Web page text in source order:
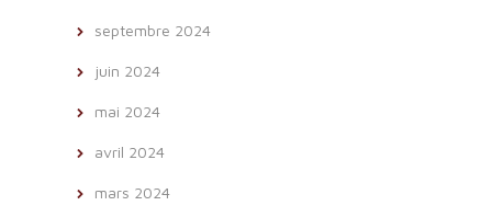
septembre 2024
juin 2024
mai 2024
avril 2024
mars 2024